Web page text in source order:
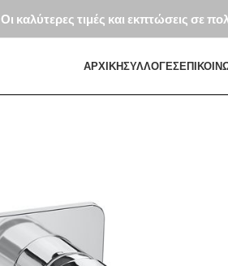
Οι καλύτερες τιμές και εκπτώσεις σε
ΑΡΧΙΚΗΣΥΛΛΟΓΕΣ